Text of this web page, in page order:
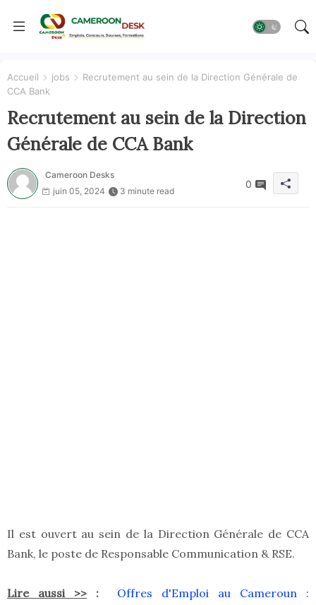
Accueil jobs
Recrutement au sein de la Direction Générale de
CCA Bank
Recrutement au sein de la Direction
Générale de CCA Bank
Cameroon Desks
juin 05, 2024
3 minute read
0
Il est ouvert au sein de la Direction Générale de CCA
Bank, le poste de Responsable Communication & RSE.
Lire aussi >> : Offres d'Emploi au Cameroun :